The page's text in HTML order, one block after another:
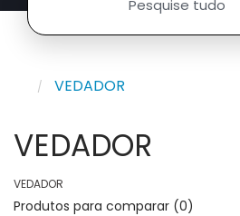
VEDADOR
VEDADOR
VEDADOR
Produtos para comparar (0)